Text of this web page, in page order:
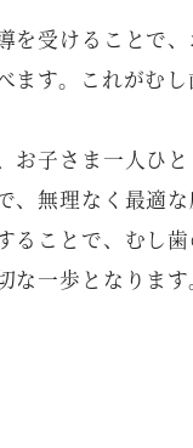
を受けることで
ます。これがむ
お子さま一人ひ
無理なく最適な
ることで、むし
一歩となります